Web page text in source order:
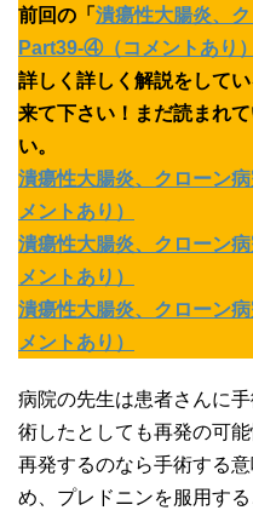
前回の「 潰瘍性大腸炎、
Part39-④（コメントあり）
詳しく詳しく解説をして
来て下さい！まだ読まれ
い。
潰瘍性大腸炎、クローン
メントあり）
潰瘍性大腸炎、クローン
メントあり）
潰瘍性大腸炎、クローン
メントあり）
病院の先生は患者さんに
術したとしても再発の可
再発するのなら手術する
め、プレドニンを服用する